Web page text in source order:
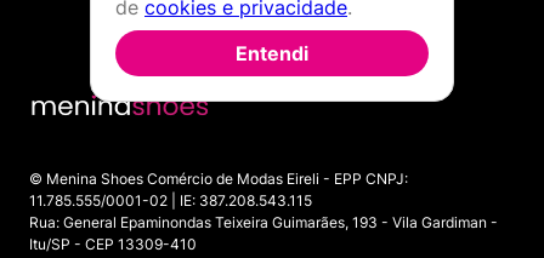
© Menina Shoes Comércio de Modas Eireli - EPP CNPJ:
11.785.555/0001-02 | IE: 387.208.543.115
Rua: General Epaminondas Teixeira Guimarães, 193 - Vila Gardiman -
Itu/SP - CEP 13309-410
de cookies e privacidade.
Entendi